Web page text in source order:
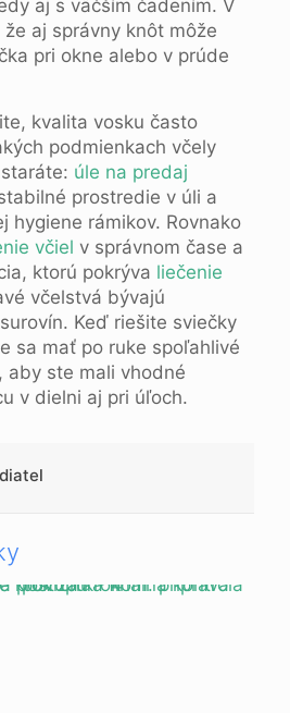
aj s väčším čadením. V
aj správny knôt môže
pri okne alebo v prúde
kvalita vosku často
podmienkach včely
úle na predaj
prostredie v úli a
hygiene rámikov. Rovnako
včiel v správnom čase a
ktorú pokrýva liečenie
včelstvá bývajú
Keď riešite sviečky
sa mať po ruke spoľahlivé
aby ste mali vhodné
v dielni aj pri úľoch.